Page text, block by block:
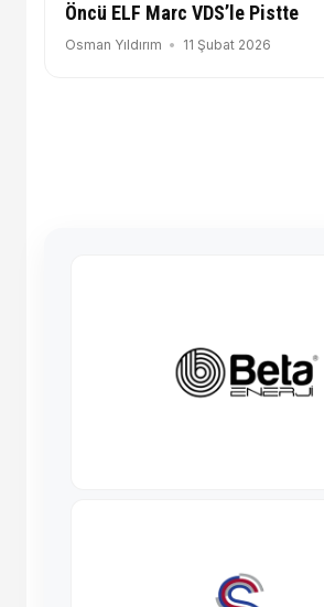
Öncü ELF Marc VDS’le Pistte
Osman Yıldırım 11 Şubat 2026